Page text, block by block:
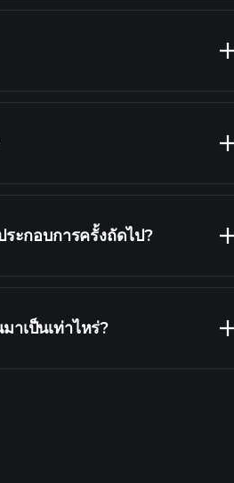
รายชื่อหุ้นของเรา
ารเงิน
ระกอบการครั้งถัดไป?
ระกอบการ
าเป็นเท่าไหร่?